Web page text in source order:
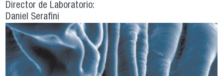
Director de Laboratorio:
Daniel Serafini